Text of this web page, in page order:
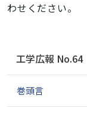
わせください。
ゲ
シ
工学広報 No.64
巻頭言